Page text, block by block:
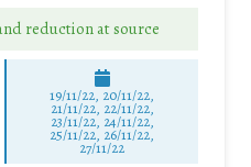
reduction at source
19/11/22, 20/11/22,
21/11/22, 22/11/22,
23/11/22, 24/11/22,
25/11/22, 26/11/22,
27/11/22